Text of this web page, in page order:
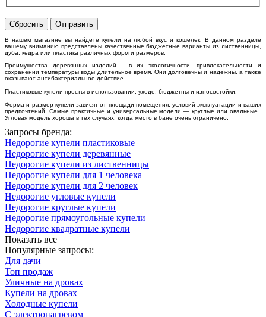
Сбросить Отправить
В нашем магазине вы найдете купели на любой вкус и кошелек. В данном разделе
вашему вниманию представлены качественные бюджетные варианты из лиственницы,
дуба, кедра или пластика различных форм и размеров.
Преимущества деревянных изделий - в их экологичности, привлекательности и
сохранении температуры воды длительное время. Они долговечны и надежны, а также
оказывают антибактериальное действие.
Пластиковые купели просты в использовании, уходе, бюджетны и износостойки.
Форма и размер купели зависят от площади помещения, условий эксплуатации и ваших
предпочтений. Самые практичные и универсальные модели — круглые или овальные.
Угловая модель хороша в тех случаях, когда место в бане очень ограничено.
Запросы бренда:
Недорогие купели пластиковые
Недорогие купели деревянные
Недорогие купели из лиственницы
Недорогие купели для 1 человека
Недорогие купели для 2 человек
Недорогие угловые купели
Недорогие круглые купели
Недорогие прямоугольные купели
Недорогие квадратные купели
Показать все
Популярные запросы:
Для дачи
Топ продаж
Уличные на дровах
Купели на дровах
Холодные купели
С электронагревом